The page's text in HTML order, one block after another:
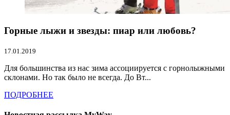
Горные лыжи и звезды: пиар или любовь?
17.01.2019
Для большинства из нас зима ассоциируется с горнолыжными
склонами. Но так было не всегда. До Вт...
ПОДРОБНЕЕ